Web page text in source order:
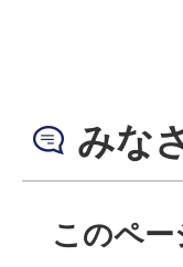
みな
このペ